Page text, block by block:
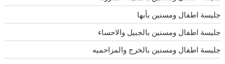
جليسة اطفال ومسنين بأبها
جليسة اطفال ومسنين بالجبيل والاحساء
جليسة اطفال ومسنين بالخرج والمزاحميه